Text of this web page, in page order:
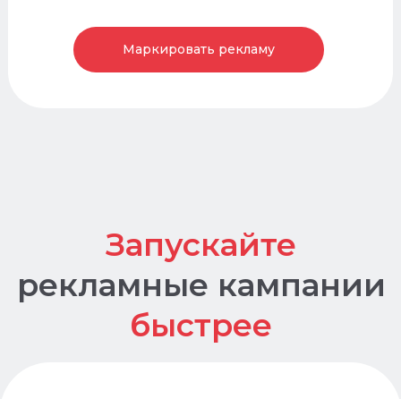
Маркировать рекламу
click.ru ивозвращайте до
от расходов на рекламу
клиента*
Оплачивайте любой тариф на